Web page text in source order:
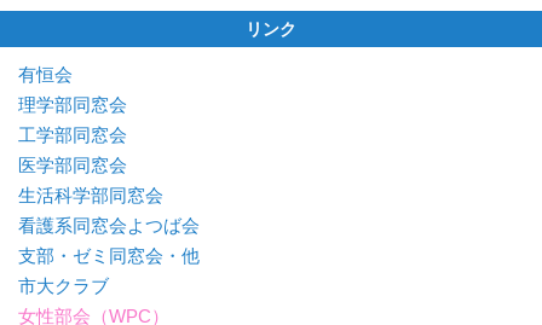
リンク
有恒会
理学部同窓会
工学部同窓会
医学部同窓会
生活科学部同窓会
看護系同窓会よつば会
支部・ゼミ同窓会・他
市大クラブ
女性部会（WPC）